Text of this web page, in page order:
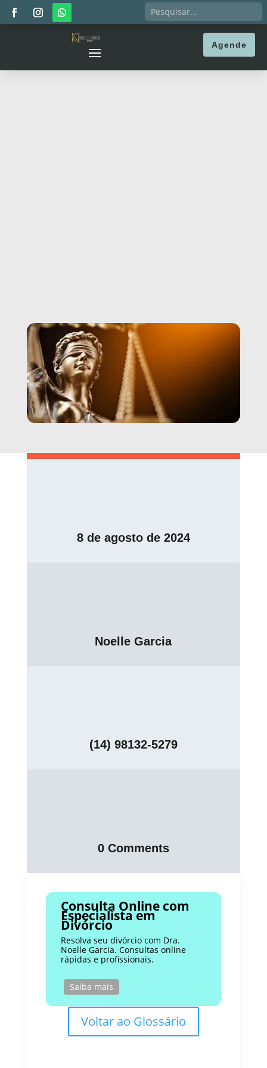
Agende
8 de agosto de 2024
Noelle Garcia
(14) 98132-5279
0 Comments
Consulta Online com
Especialista em
Divórcio
Resolva seu divórcio com Dra.
Noelle Garcia. Consultas online
rápidas e profissionais.
Saiba mais
Voltar ao Glossário